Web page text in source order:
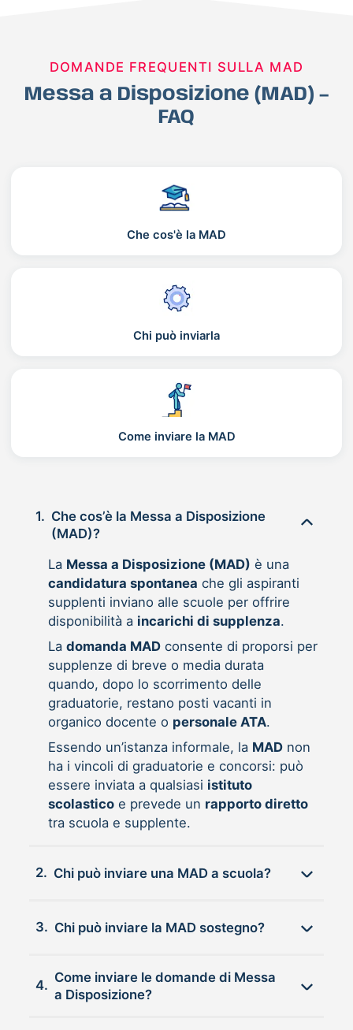
DOMANDE FREQUENTI SULLA MAD
Messa a Disposizione (MAD) –
FAQ
Che cos'è la MAD
Chi può inviarla
Come inviare la MAD
1. Che cos’è la Messa a Disposizione
(MAD)?
La Messa a Disposizione (MAD) è una
candidatura spontanea che gli aspiranti
supplenti inviano alle scuole per offrire
disponibilità a incarichi di supplenza.
La domanda MADconsente di proporsi per
supplenze di breve o media durata
quando, dopo lo scorrimento delle
graduatorie, restano posti vacanti in
organico docente o personale ATA.
Essendo un’istanza informale, la MADnon
ha i vincoli di graduatorie e concorsi: può
essere inviata a qualsiasi istituto
scolasticoe prevede un rapporto diretto
tra scuola e supplente.
2. Chi può inviare una MAD a scuola?
3. Chi può inviare la MAD sostegno?
4.
Come inviare le domande di Messa
a Disposizione?